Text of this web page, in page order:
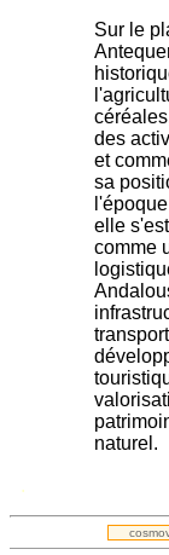
Sur le
des
et
sa
elle
comme
naturel.
.